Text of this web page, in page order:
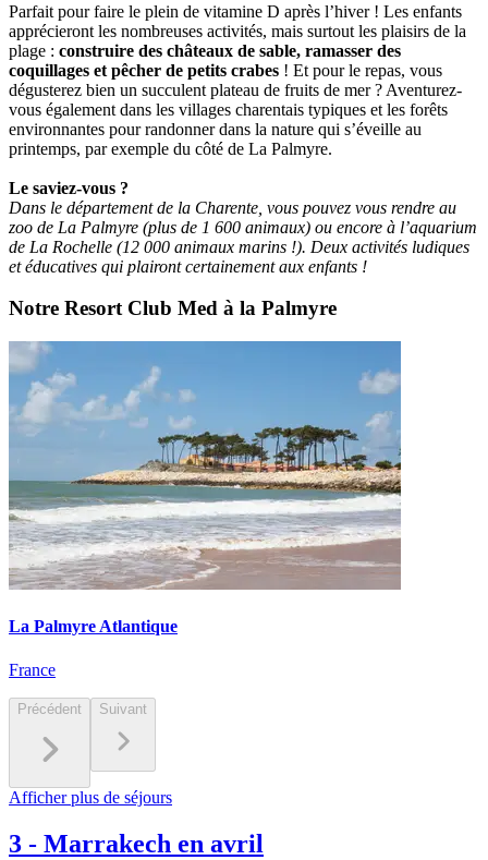
Parfait pour faire le plein de vitamine D après l’hiver ! Les enfants
apprécieront les nombreuses activités, mais surtout les plaisirs de la
plage : construire des châteaux de sable, ramasser des
coquillages et pêcher de petits crabes ! Et pour le repas, vous
dégusterez bien un succulent plateau de fruits de mer ? Aventurez-
vous également dans les villages charentais typiques et les forêts
environnantes pour randonner dans la nature qui s’éveille au
printemps, par exemple du côté de La Palmyre.
Le saviez-vous ?
Dans le département de la Charente, vous pouvez vous rendre au
zoo de La Palmyre (plus de 1 600 animaux) ou encore à l’aquarium
de La Rochelle (12 000 animaux marins !). Deux activités ludiques
et éducatives qui plairont certainement aux enfants !
Notre Resort Club Med à la Palmyre
La Palmyre Atlantique
France
Précédent Suivant
Afficher plus de séjours
3 - Marrakech en avril